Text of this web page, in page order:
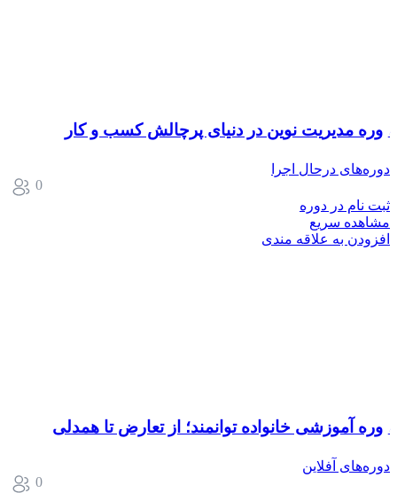
دوره مدیریت نوین در دنیای پرچالش کسب و کار
دوره‌های درحال اجرا
0
ثبت نام در دوره
مشاهده سریع
افزودن به علاقه مندی
دوره آموزشی خانواده توانمند؛ از تعارض تا همدلی
دوره‌های آفلاین
0